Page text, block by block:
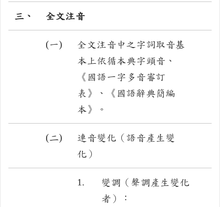
三、 全文注音
(一)
全文注音中之字詞取音基
本上依循本典字頭音、
《國語一字多音審訂
表》、《國語辭典簡編
本》。
(二)
連音變化（語音產生變
化）
1.
變調（聲調產生變化
者）：